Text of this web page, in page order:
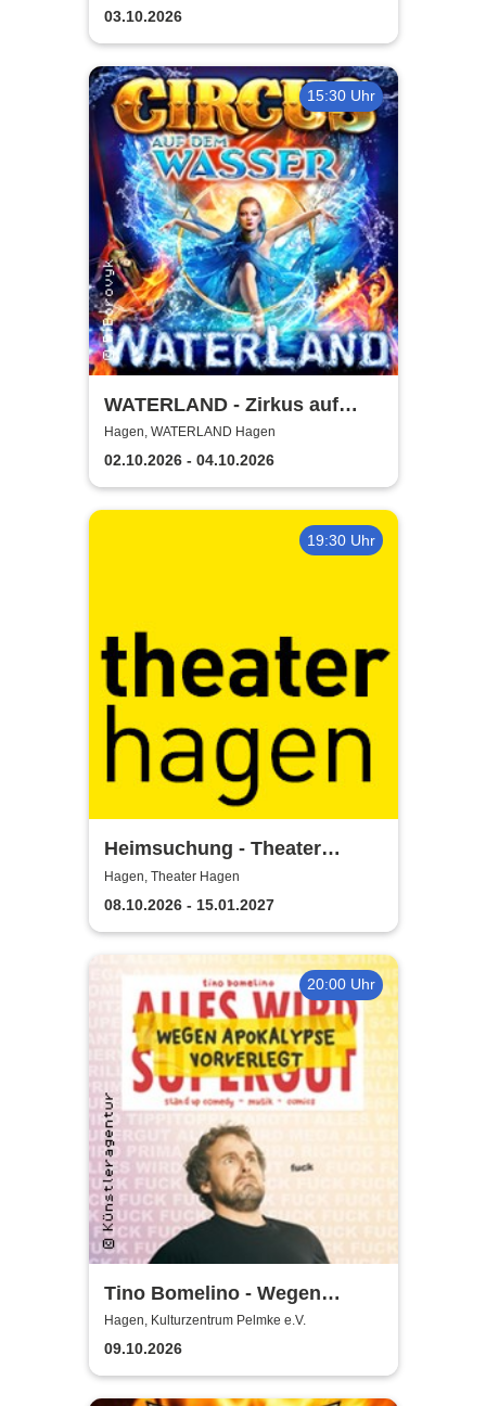
03.10.2026
15:30 Uhr
WATERLAND - Zirkus auf
dem Wasser | Hagen
Hagen, WATERLAND Hagen
02.10.2026 - 04.10.2026
19:30 Uhr
Heimsuchung - Theater
Hagen
Hagen, Theater Hagen
08.10.2026 - 15.01.2027
20:00 Uhr
Tino Bomelino - Wegen
Apokalypse vorverlegt
Hagen, Kulturzentrum Pelmke e.V.
09.10.2026